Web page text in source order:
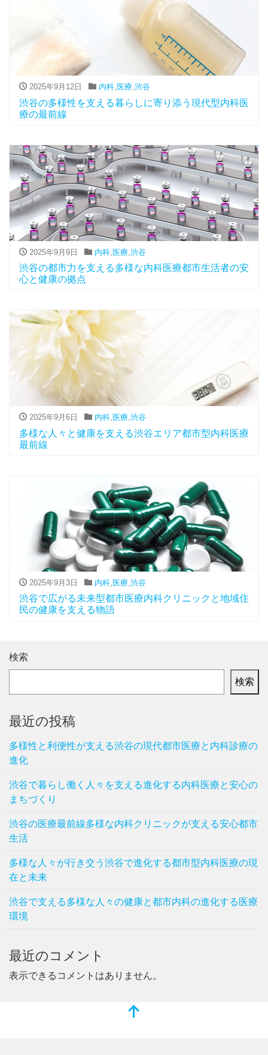
2025年9月12日 内科,医療,渋谷
渋谷の多様性を支える暮らしに寄り添う現代型内科医
療の最前線
2025年9月9日 内科, 医療, 渋谷
渋谷の都市力を支える多様な内科医療都市生活者の安
心と健康の拠点
2025年9月6日 内科,医療,渋谷
多様な人々と健康を支える渋谷エリア都市型内科医療
最前線
2025年9月3日 内科,医療,渋谷
渋谷で広がる未来型都市医療内科クリニックと地域住
民の健康を支える物語
検索
検索
最近の投稿
多様性と利便性が支える渋谷の現代都市医療と内科診療の
進化
渋谷で暮らし働く人々を支える進化する内科医療と安心の
まちづくり
渋谷の医療最前線多様な内科クリニックが支える安心都市
生活
多様な人々が行き交う渋谷で進化する都市型内科医療の現
在と未来
渋谷で支える多様な人々の健康と都市内科の進化する医療
環境
最近のコメント
表示できるコメントはありません。